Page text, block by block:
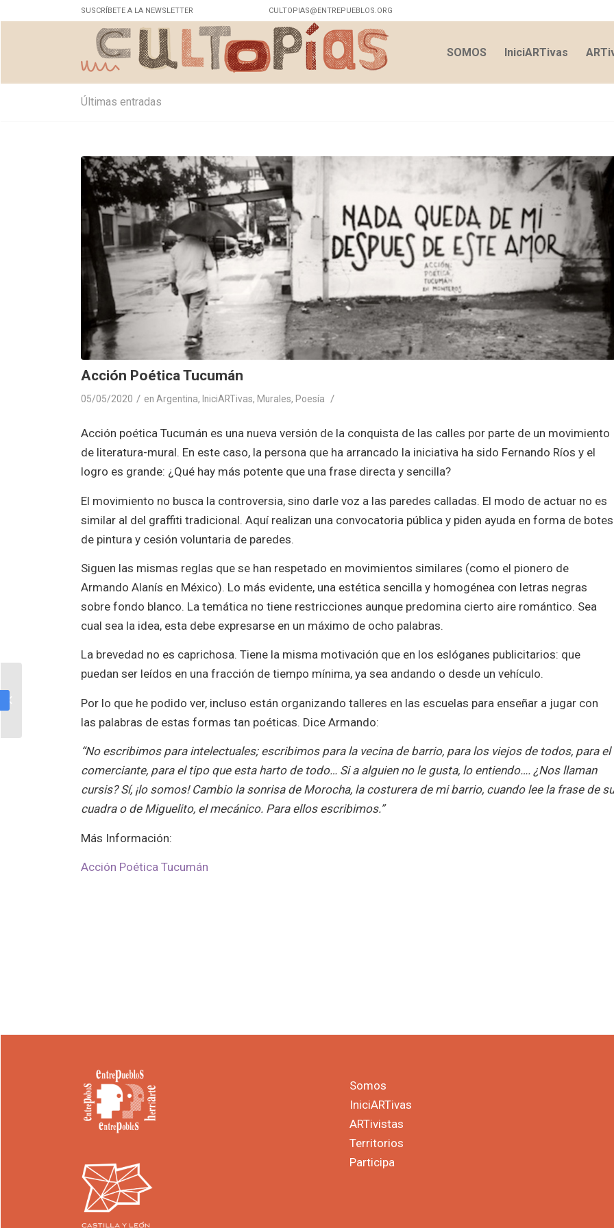
SUSCRÍBETE A LA NEWSLETTER CULTOPIAS@ENTREPUEBLOS.ORG
SOMOS IniciARTivas
Últimas entradas
Acción Poética Tucumán
05/05/2020 / en Argentina, IniciARTivas, Murales, Poesía /
Acción poética Tucumán es una nueva versión de la conquista de las calles por parte de un movimiento
de literatura-mural. En este caso, la persona que ha arrancado la iniciativa ha sido Fernando Ríos y el
logro es grande: ¿Qué hay más potente que una frase directa y sencilla?
El movimiento no busca la controversia, sino darle voz a las paredes calladas. El modo de actuar no es
similar al del graffiti tradicional. Aquí realizan una convocatoria pública y piden ayuda en forma de botes
de pintura y cesión voluntaria de paredes.
Siguen las mismas reglas que se han respetado en movimientos similares (como el pionero de
Armando Alanís en México). Lo más evidente, una estética sencilla y homogénea con letras negras
sobre fondo blanco. La temática no tiene restricciones aunque predomina cierto aire romántico. Sea
cual sea la idea, esta debe expresarse en un máximo de ocho palabras.
La brevedad no es caprichosa. Tiene la misma motivación que en los eslóganes publicitarios: que
puedan ser leídos en una fracción de tiempo mínima, ya sea andando o desde un vehículo.
Por lo que he podido ver, incluso están organizando talleres en las escuelas para enseñar a jugar con
las palabras de estas formas tan poéticas. Dice Armando:
“No escribimos para intelectuales; escribimos para la vecina de barrio, para los viejos de todos, para el
comerciante, para el tipo que esta harto de todo… Si a alguien no le gusta, lo entiendo…. ¿Nos llaman
cursis? Sí, ¡lo somos! Cambio la sonrisa de Morocha, la costurera de mi barrio, cuando lee la frase de
cuadra o de Miguelito, el mecánico. Para ellos escribimos.”
Más Información:
Acción Poética Tucumán
Somos
IniciARTivas
ARTivistas
Territorios
Participa